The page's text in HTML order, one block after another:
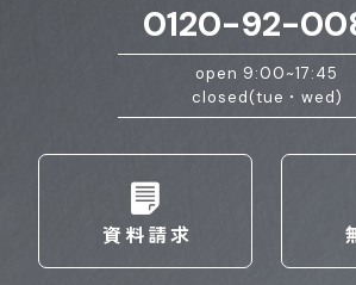
0120-92-
open 9:00~17:45
closed(tue・wed)
資料請求